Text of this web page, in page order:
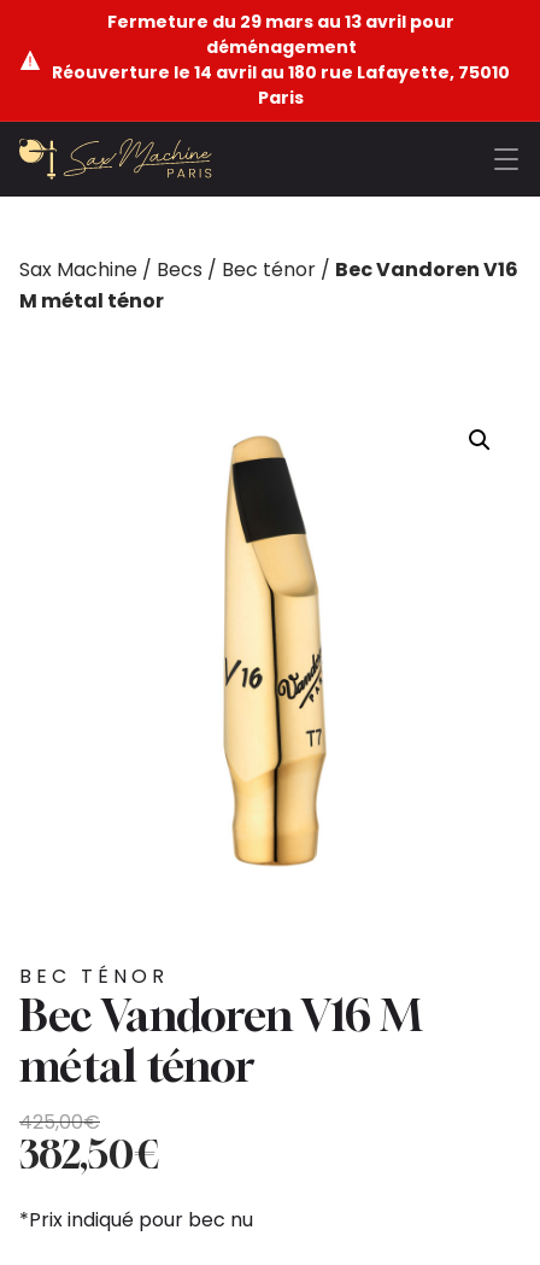
Fermeture du 29 mars au 13 avril pour
déménagement
Réouverture le 14 avril au 180 rue Lafayette, 75010
Paris
Sax Machine / Becs / Bec ténor / Bec Vandoren V16
M métal ténor
BEC TÉNOR
Bec Vandoren V16 M
métal ténor
425,00€
Le
prix
initial
était :
425,00€.
382,50€
Le
prix
actuel
est :
382,50€.
*Prix indiqué pour bec nu